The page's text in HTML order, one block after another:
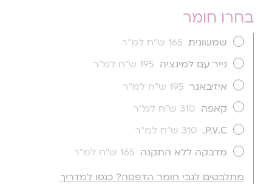
בחרו חומר
שמשונית 165 ש''ח למ''ר
נייר עם למינציה 195 ש''ח למ''ר
איזיבאנר 195 ש''ח למ''ר
קאפה 310 ש''ח למ''ר
P.V.C.
310 ש''ח למ''ר
מדבקה ללא התקנה 165 ש''ח למ''ר
מתלבטים לגבי חומר הדפסה? כנסו למדריך